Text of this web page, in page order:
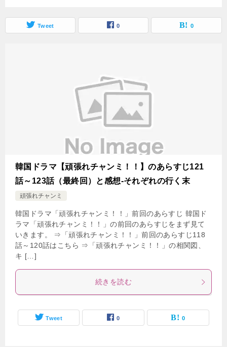
Tweet 0 0
韓国ドラマ【頑張れチャンミ！！】のあらすじ121
話～123話（最終回）と感想-それぞれの行く末
頑張れチャンミ
韓国ドラマ「頑張れチャンミ！！」前回のあらすじ 韓国ド
ラマ「頑張れチャンミ！！」の前回のあらすじをまず見て
いきます。 ⇒「頑張れチャンミ！！」前回のあらすじ118
話～120話はこちら ⇒「頑張れチャンミ！！」の相関図、
キ […]
続きを読む
Tweet 0 0